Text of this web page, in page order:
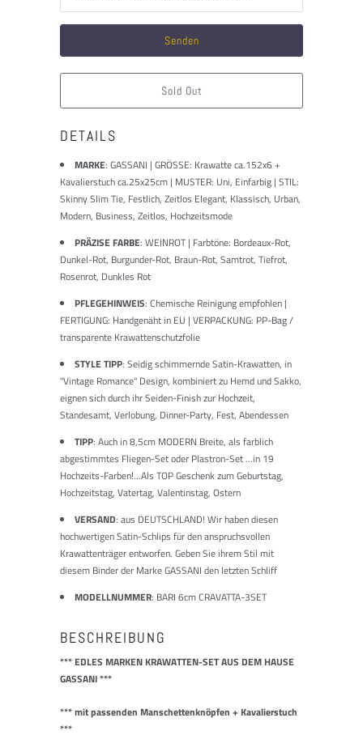
verfügbar
ist:
Sold Out
DETAILS
MARKE: GASSANI | GRÖSSE: Krawatte ca.152x6 +
Kavalierstuch ca.25x25cm | MUSTER: Uni, Einfarbig | STIL:
Skinny Slim Tie, Festlich, Zeitlos Elegant, Klassisch, Urban,
Modern, Business, Zeitlos, Hochzeitsmode
PRÄZISE FARBE: WEINROT | Farbtöne: Bordeaux-Rot,
Dunkel-Rot, Burgunder-Rot, Braun-Rot, Samtrot, Tiefrot,
Rosenrot, Dunkles Rot
PFLEGEHINWEIS: Chemische Reinigung empfohlen |
FERTIGUNG: Handgenäht in EU | VERPACKUNG: PP-Bag /
transparente Krawattenschutzfolie
STYLE TIPP: Seidig schimmernde Satin-Krawatten, in
"Vintage Romance" Design, kombiniert zu Hemd und Sakko,
eignen sich durch ihr Seiden-Finish zur Hochzeit,
Standesamt, Verlobung, Dinner-Party, Fest, Abendessen
TIPP: Auch in 8,5cm MODERN Breite, als farblich
abgestimmtes Fliegen-Set oder Plastron-Set ...in 19
Hochzeits-Farben!...Als TOP Geschenk zum Geburtstag,
Hochzeitstag, Vatertag, Valentinstag, Ostern
VERSAND: aus DEUTSCHLAND! Wir haben diesen
hochwertigen Satin-Schlips für den anspruchsvollen
Krawattenträger entworfen. Geben Sie ihrem Stil mit
diesem Binder der Marke GASSANI den letzten Schliff
MODELLNUMMER: BARI 6cm CRAVATTA-3SET
BESCHREIBUNG
*** EDLES MARKEN KRAWATTEN-SET AUS DEM HAUSE
GASSANI ***
*** mit passenden Manschettenknöpfen + Kavalierstuch
***